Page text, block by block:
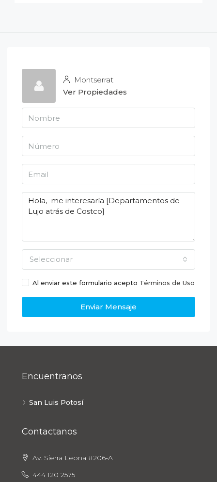
Montserrat
Ver Propiedades
Seleccionar
Al enviar este formulario acepto Términos de Uso
Enviar Mensaje
Encuentranos
San Luis Potosí
Contactanos
Av. Sierra Leona #206-A
444 120 2575